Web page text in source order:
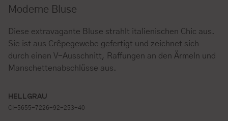
Moderne Bluse
Diese extravagante Bluse strahlt italienischen Chic aus.
Sie ist aus Crêpegewebe gefertigt und zeichnet sich
durch einen V-Ausschnitt, Raffungen an den Ärmeln und
Manschettenabschlüsse aus.
HELLGRAU
CI-5655-7226-92-253-40